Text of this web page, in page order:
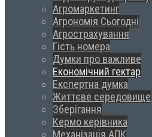
Агромаркетинг
Агрономія Сьогодні
Агрострахування
Гість номера
Думки про важливе
Економічний гектар
Експертна думка
Життєве середовище
Зберігання
Кермо керівника
Механізація АПК